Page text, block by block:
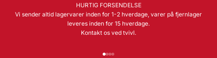
HURTIG FORSENDELSE
Vi sender altid lagervarer inden for 1-2 hverdage, varer på fjernlager
leveres inden for 15 hverdage.
Kontakt os ved tvivl.